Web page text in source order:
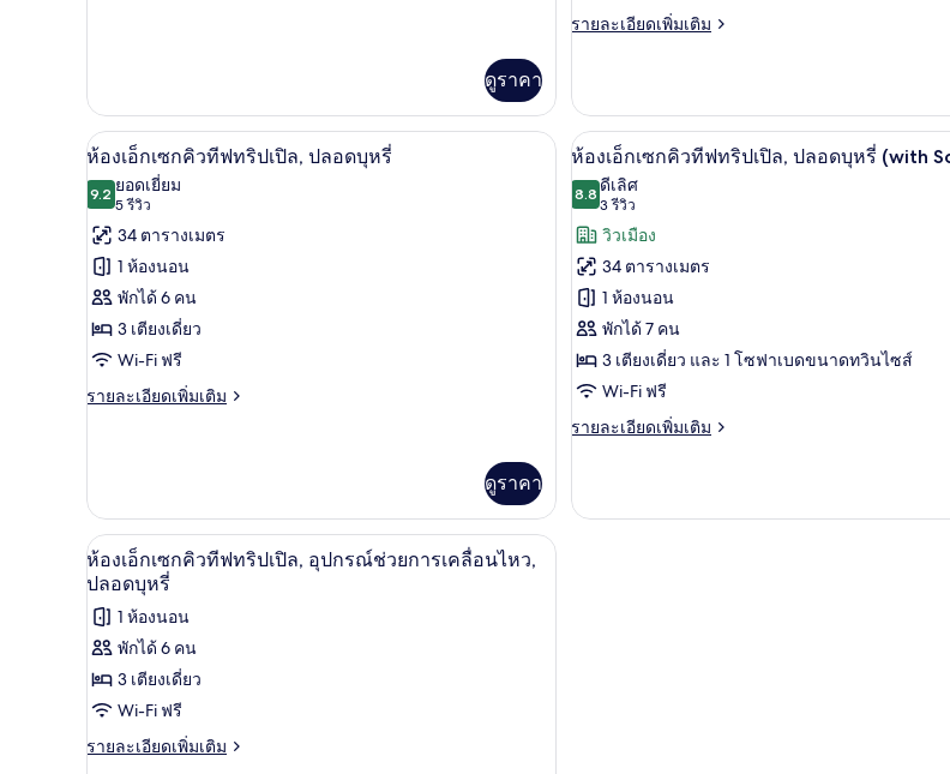
Bed)
ห้อง
ทวิ
น,
บุหรี่
(with
Sofa
Bed)
ดูราคา
ซ์
บุหรี่
รายละเอียดเพิ่มเติม
ราย
เกี่ยว
กับ
ห้อง
ลัก
ทริปเปิล,
ปลอด
บุหรี่
เปิด
ภาพถ่าย
ทั้งหมด
ของ
ห้อง
เอ็ก
เซก
คิว
บุหรี่
เครื่องนอนระดับพรีเมียม, Wi-Fi ฟรี, ผ้าปูที่นอน
12
ห้องเอ็กเซกคิวทีฟทริปเปิล, ปลอดบุหรี่
9.29.2 จาก 10
ยอดเยี่ยม
5 รีวิว
(5
รีวิว)
34 ตารางเมตร
1 ห้องนอน
พักได้ 6 คน
3 เตียงเดี่ยว
Wi-Fi ฟรี
รายละเอียดเพิ่มเติม
ราย
กับ
ห้อง
เอ็ก
เซก
คิว
ทีฟ
ทริปเปิล,
ปลอด
บุหรี่
ดูราคา
เปิด
ภาพถ่าย
ทั้งหมด
ของ
ห้อง
เอ็ก
เซก
คิว
ทีฟ
เครื่องนอนระดับพรี
12
ห้องเอ็กเซกคิวทีฟทริปเปิล, ปลอดบุหรี่ (with
8.88.8 จาก 10
ดีเลิศ
3 รีวิว
(3
รีวิว)
วิวเมือง
34 ตารางเมตร
1 ห้องนอน
พักได้ 7 คน
3 เตียงเดี่ยว และ 1 โซฟาเบดขนาดทวินไซส์
Wi-Fi ฟรี
รายละเอียดเพิ่มเติม
ราย
เกี่ยว
เปิด
ภาพถ่าย
ทั้งหมด
ของ
ห้อง
เอ็ก
เซก
เครื่องนอนระดับพรีเมียม, Wi-Fi ฟรี, ผ้าปูที่นอน
4
ห้องเอ็กเซกคิวทีฟทริปเปิล, อุปกรณ์ช่วยการเคลื่อนไหว,
ปลอดบุหรี่
1 ห้องนอน
พักได้ 6 คน
3 เตียงเดี่ยว
Wi-Fi ฟรี
รายละเอียดเพิ่มเติม
ราย